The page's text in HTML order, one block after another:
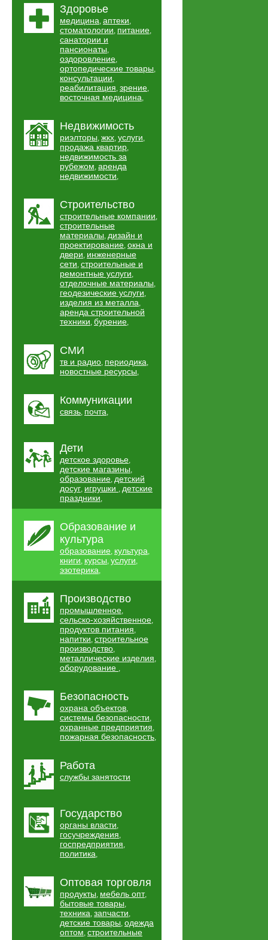
Здоровье
медицина, аптеки,
стоматологии, питание,
санатории и
пансионаты,
оздоровление,
ортопедические товары,
консультации,
реабилитация, зрение,
восточная медицина,
Недвижимость
риэлторы, жкх, услуги,
продажа квартир,
недвижимость за
рубежом, аренда
недвижимости,
Строительство
строительные компании,
строительные
материалы, дизайн и
проектирование, окна и
двери, инженерные
сети, строительные и
ремонтные услуги,
отделочные материалы,
геодезические услуги,
изделия из металла,
аренда строительной
техники, бурение,
СМИ
тв и радио, периодика,
новостные ресурсы,
Коммуникации
связь, почта,
Дети
детское здоровье,
детские магазины,
образование, детский
досуг, игрушки , детские
праздники,
Образование и
культура
образование, культура,
книги, курсы, услуги,
эзотерика,
Производство
промышленное,
сельско-хозяйственное,
продуктов питания,
напитки, строительное
производство,
металлические изделия,
оборудование ,
Безопасность
охрана объектов,
системы безопасности,
охранные предприятия,
пожарная безопасность,
Работа
службы занятости
Государство
органы власти,
госучреждения,
госпредприятия,
политика,
Оптовая торговля
продукты, мебель опт,
бытовые товары,
техника, запчасти,
детские товары, одежда
оптом, строительные